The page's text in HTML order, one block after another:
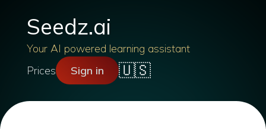
Seedz.ai
Your AI powered learning assistant
Prices
Sign in 🇺🇸